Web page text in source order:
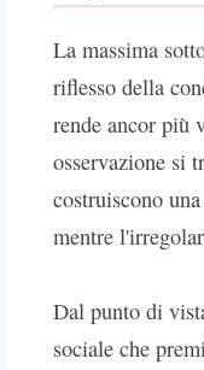
La massima
riflesso della
rende ancor più
osservazione si
costruiscono
mentre
Dal punto di
sociale che